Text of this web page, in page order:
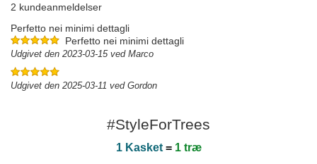
2 kundeanmeldelser
Perfetto nei minimi dettagli
Perfetto nei minimi dettagli
Udgivet den 2023-03-15 ved Marco
Udgivet den 2025-03-11 ved Gordon
#StyleForTrees
1 Kasket= 1 træ